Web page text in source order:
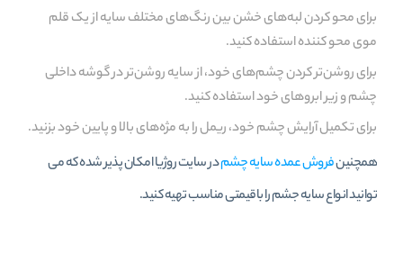
برای محو کردن لبه‌های خشن بین رنگ‌های مختلف سایه از یک قلم
موی محو کننده استفاده کنید.
برای روشن‌تر کردن چشم‌های خود، از سایه روشن‌تر در گوشه داخلی
چشم و زیر ابروهای خود استفاده کنید.
برای تکمیل آرایش چشم خود، ریمل را به مژه‌های بالا و پایین خود بزنید.
همچنینفروش عمده سایه چشمدر سایت روژیا امکان پذیر شده که می
توانید انواع سایه جشم را باقیمتی مناسب تهیه کنید.